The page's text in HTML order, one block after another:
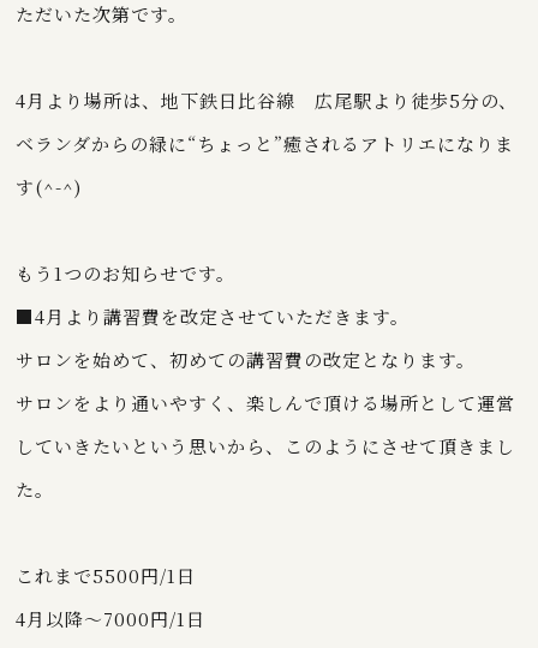
ただいた次第です。
4月より場所は、地下鉄日比谷線 広尾駅より徒歩5分の、
ベランダからの緑に“ちょっと”癒されるアトリエになりま
す(^-^)
もう1つのお知らせです。
■4月より講習費を改定させていただきます。
サロンを始めて、初めての講習費の改定となります。
サロンをより通いやすく、楽しんで頂ける場所として運営
していきたいという思いから、このようにさせて頂きまし
た。
これまで5500円/1日
4月以降～7000円/1日